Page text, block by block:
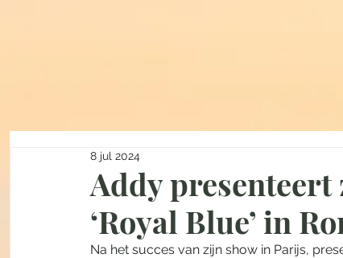
Addy
‘Royal Blue’ in
8 jul 2024
Na het succes van zijn show in Parijs,